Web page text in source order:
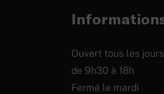
Ouvert tous les jours
de 9h30 à 18h
Fermé le mardi